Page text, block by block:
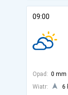
09:00
Opad: 0 mm
Wiatr:
6